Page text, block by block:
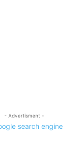
- Advertisment -